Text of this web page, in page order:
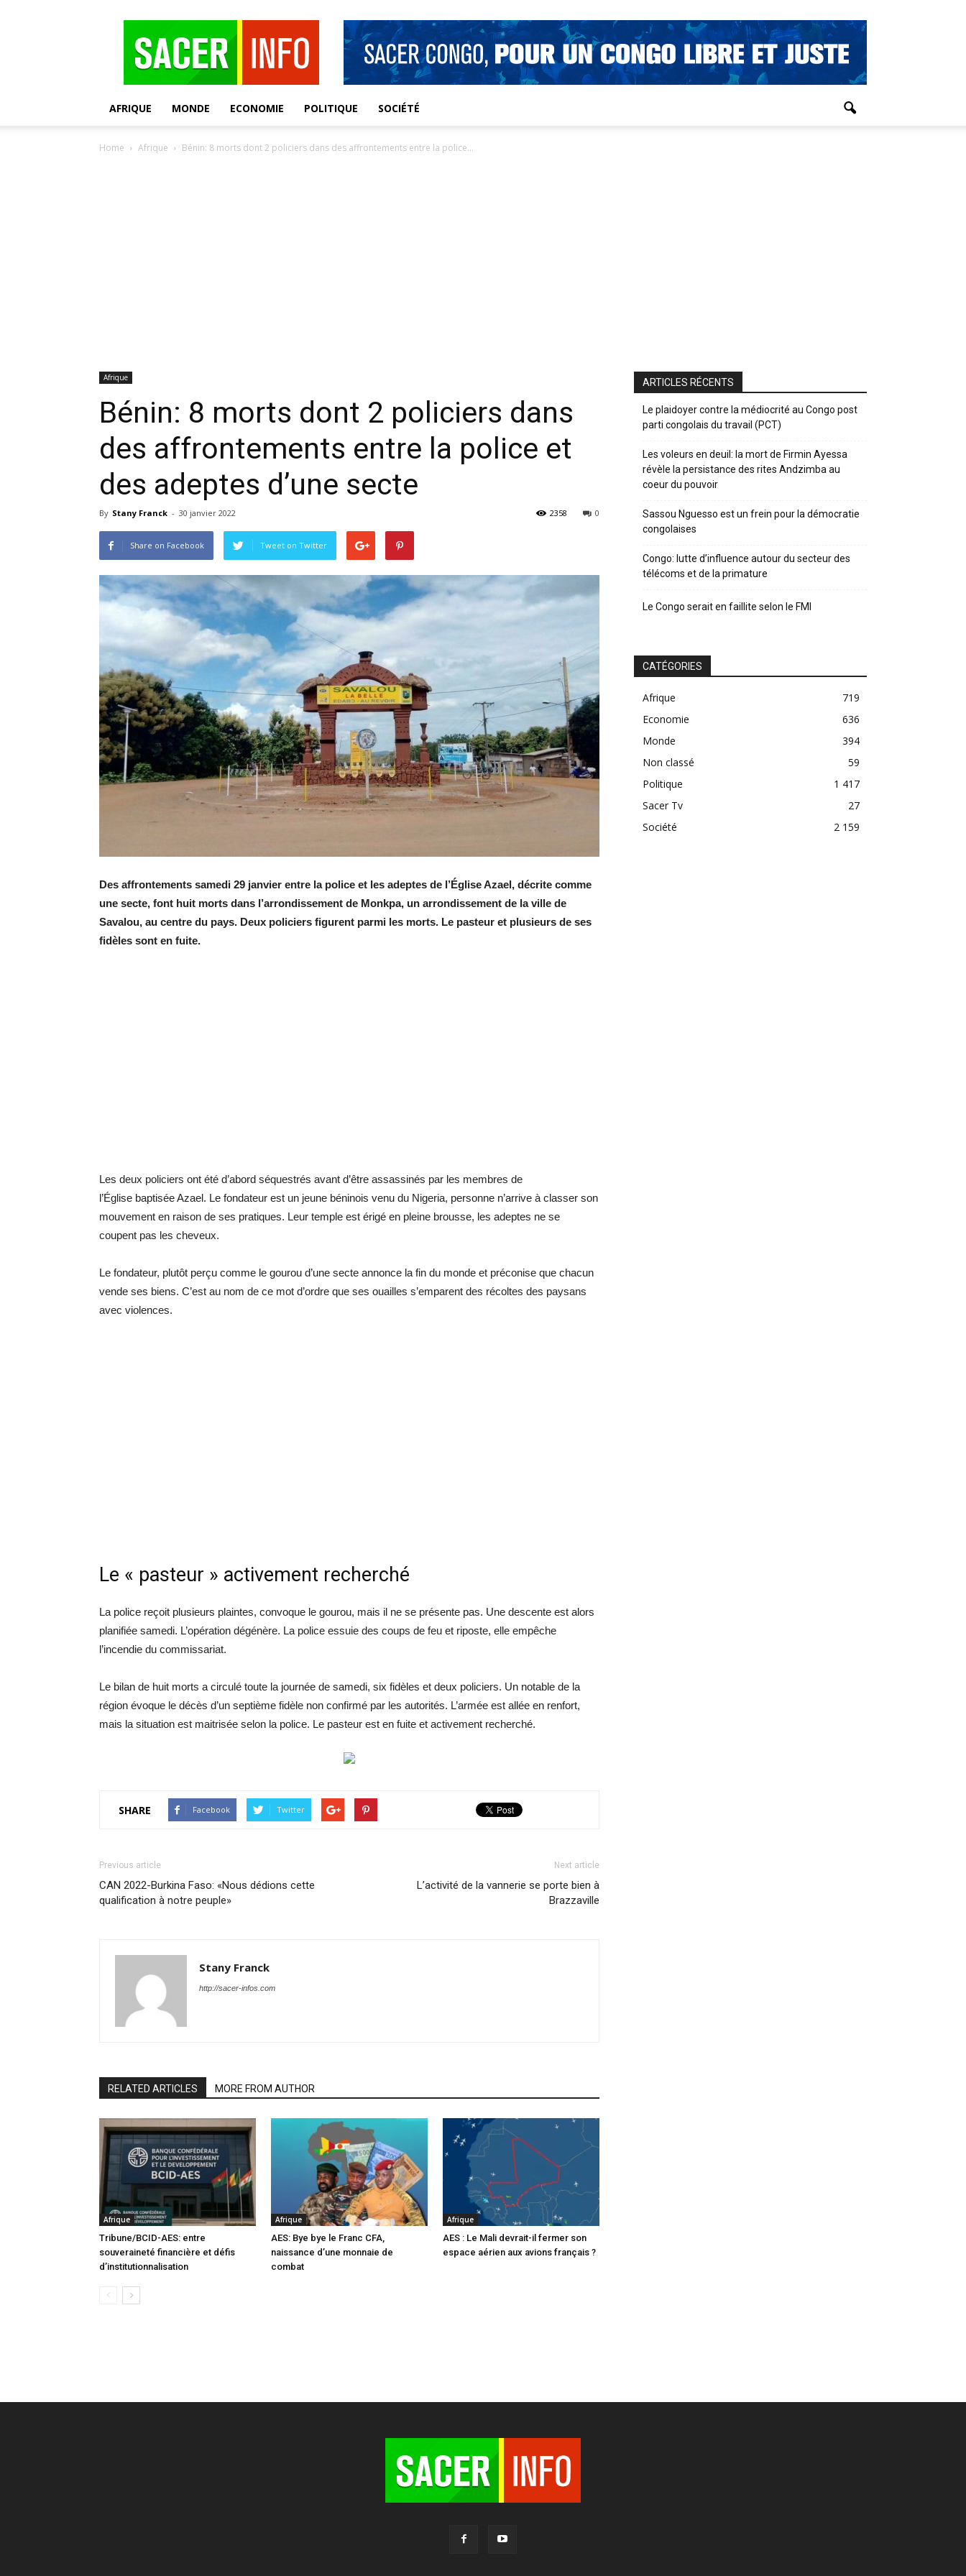
AFRIQUE MONDE ECONOMIE POLITIQUE SOCIÉTÉ
Home Afrique Bénin: 8 morts dont 2 policiers dans des affrontements entre la police...
Afrique
Bénin: 8 morts dont 2 policiers dans
des affrontements entre la police et
des adeptes d’une secte
By Stany Franck - 30 janvier 2022 0
2358
Share on Facebook Tweet on Twitter
Des affrontements samedi 29 janvier entre la police et les adeptes de l’Église Azael, décrite comme
une secte, font huit morts dans l’arrondissement de Monkpa, un arrondissement de la ville de
Savalou, au centre du pays. Deux policiers figurent parmi les morts. Le pasteur et plusieurs de ses
fidèles sont en fuite.
Les deux policiers ont été d’abord séquestrés avant d’être assassinés par les membres de
l’Église baptisée Azael. Le fondateur est un jeune béninois venu du Nigeria, personne n’arrive à classer son
mouvement en raison de ses pratiques. Leur temple est érigé en pleine brousse, les adeptes ne se
coupent pas les cheveux.
Le fondateur, plutôt perçu comme le gourou d’une secte annonce la fin du monde et préconise que chacun
vende ses biens. C’est au nom de ce mot d’ordre que ses ouailles s’emparent des récoltes des paysans
avec violences.
Le « pasteur » activement recherché
La police reçoit plusieurs plaintes, convoque le gourou, mais il ne se présente pas. Une descente est alors
planifiée samedi. L’opération dégénère. La police essuie des coups de feu et riposte, elle empêche
l’incendie du commissariat.
Le bilan de huit morts a circulé toute la journée de samedi, six fidèles et deux policiers. Un notable de la
région évoque le décès d’un septième fidèle non confirmé par les autorités. L’armée est allée en renfort,
mais la situation est maitrisée selon la police. Le pasteur est en fuite et activement recherché.
SHARE Facebook Twitter
Previous article
CAN 2022-Burkina Faso: «Nous dédions cette
qualification à notre peuple»
Next article
L’activité de la vannerie se porte bien à
Brazzaville
Stany Franck
http://sacer-infos.com
RELATED ARTICLES MORE FROM AUTHOR
Afrique
Tribune/BCID-AES: entre
souveraineté financière et défis
d’institutionnalisation
Afrique
AES: Bye bye le Franc CFA,
naissance d’une monnaie de
combat
Afrique
AES : Le Mali devrait-il fermer son
espace aérien aux avions français ?
ARTICLES RÉCENTS
Le plaidoyer contre la médiocrité au Congo post
parti congolais du travail (PCT)
Les voleurs en deuil: la mort de Firmin Ayessa
révèle la persistance des rites Andzimba au
coeur du pouvoir
Sassou Nguesso est un frein pour la démocratie
congolaises
Congo: lutte d’influence autour du secteur des
télécoms et de la primature
Le Congo serait en faillite selon le FMI
CATÉGORIES
Afrique
719
Economie
636
Monde
394
Non classé
59
Politique
1 417
Sacer Tv
27
Société
2 159